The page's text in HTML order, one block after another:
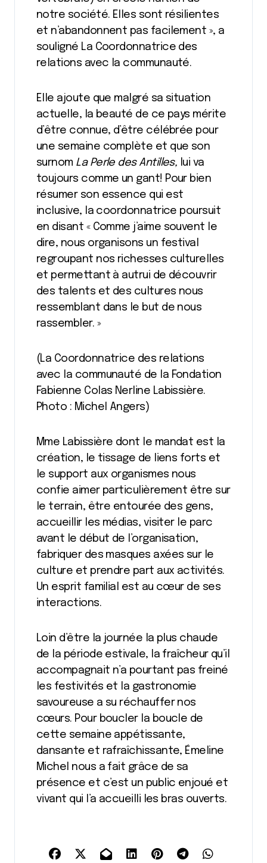
notre société. Elles sont résilientes
et n’abandonnent pas facilement », a
souligné La Coordonnatrice des
relations avec la communauté.
Elle ajoute que malgré sa situation
actuelle, la beauté de ce pays mérite
d’être connue, d’être célébrée pour
une semaine complète et que son
surnom La Perle des Antilles, lui va
toujours comme un gant! Pour bien
résumer son essence qui est
inclusive, la coordonnatrice poursuit
en disant « Comme j’aime souvent le
dire, nous organisons un festival
regroupant nos richesses culturelles
et permettant à autrui de découvrir
des talents et des cultures nous
ressemblant dans le but de nous
rassembler. »
(La Coordonnatrice des relations
avec la communauté de la Fondation
Fabienne Colas Nerline Labissière.
Photo : Michel Angers)
Mme Labissière dont le mandat est la
création, le tissage de liens forts et
le support aux organismes nous
confie aimer particulièrement être sur
le terrain, être entourée des gens,
accueillir les médias, visiter le parc
avant le début de l’organisation,
fabriquer des masques axées sur le
culture et prendre part aux activités.
Un esprit familial est au cœur de ses
interactions.
Loin d’être la journée la plus chaude
de la période estivale, la fraîcheur qu’il
accompagnait n’a pourtant pas freiné
les festivités et la gastronomie
savoureuse a su réchauffer nos
cœurs. Pour boucler la boucle de
cette semaine appétissante,
dansante et rafraîchissante, Émeline
Michel nous a fait grâce de sa
présence et c’est un public enjoué et
vivant qui l’a accueilli les bras ouverts.